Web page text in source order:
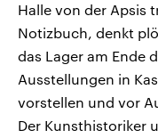
Halle von der Apsis
Notizbuch, denkt
das Lager am Ende
Ausstellungen in
vorstellen und vor
Der Kunsthistoriker